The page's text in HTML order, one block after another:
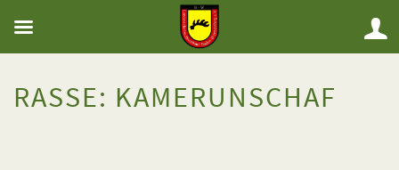
RASSE: KAMERUNSCHAF